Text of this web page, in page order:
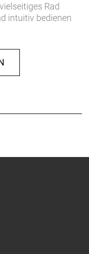
Rad
intuitiv bedienen
fährt: Mit
Erlebnis.
und macht
sich ganz einfach
anpassen.
aber noch